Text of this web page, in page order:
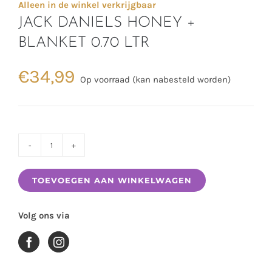
Alleen in de winkel verkrijgbaar
JACK DANIELS HONEY +
BLANKET 0.70 LTR
€34,99 Op voorraad (kan nabesteld worden)
DANIELS
HONEY
BLANKET
0.70
LTR
TOEVOEGEN AAN WINKELWAGEN
Volg ons via